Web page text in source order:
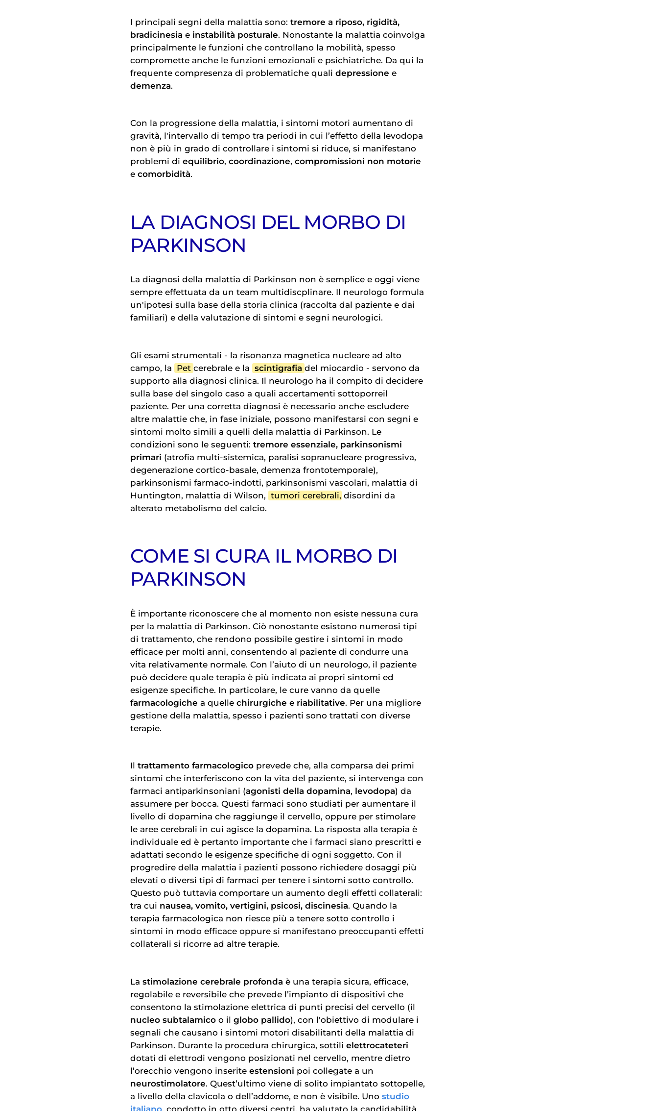
I principali segni della malattia sono: tremore a riposo, rigidità,
bradicinesia e instabilità posturale. Nonostante la malattia coinvolga
principalmente le funzioni che controllano la mobilità, spesso
compromette anche le funzioni emozionali e psichiatriche. Da qui la
frequente compresenza di problematiche quali depressione e
demenza.
Con la progressione della malattia, i sintomi motori aumentano di
gravità, l'intervallo di tempo tra periodi in cui l’effetto della levodopa
non è più in grado di controllare i sintomi si riduce, si manifestano
problemi di equilibrio, coordinazione, compromissioni non motorie
e comorbidità.
LA DIAGNOSI DEL MORBO DI
PARKINSON
La diagnosi della malattia di Parkinson non è semplice e oggi viene
sempre effettuata da un team multidiscplinare. Il neurologo formula
un'ipotesi sulla base della storia clinica (raccolta dal paziente e dai
familiari) e della valutazione di sintomi e segni neurologici.
Gli esami strumentali - la risonanza magnetica nucleare ad alto
campo, la Pet cerebrale e la scintigrafia del miocardio - servono da
supporto alla diagnosi clinica. Il neurologo ha il compito di decidere
sulla base del singolo caso a quali accertamenti sottoporreil
paziente. Per una corretta diagnosi è necessario anche escludere
altre malattie che, in fase iniziale, possono manifestarsi con segni e
sintomi molto simili a quelli della malattia di Parkinson. Le
condizioni sono le seguenti: tremore essenziale, parkinsonismi
primari (atrofia multi-sistemica, paralisi sopranucleare progressiva,
degenerazione cortico-basale, demenza frontotemporale),
parkinsonismi farmaco-indotti, parkinsonismi vascolari, malattia di
Huntington, malattia di Wilson, tumori cerebrali, disordini da
alterato metabolismo del calcio.
COME SI CURA IL MORBO DI
PARKINSON
È importante riconoscere che al momento non esiste nessuna cura
per la malattia di Parkinson. Ciò nonostante esistono numerosi tipi
di trattamento, che rendono possibile gestire i sintomi in modo
efficace per molti anni, consentendo al paziente di condurre una
vita relativamente normale. Con l’aiuto di un neurologo, il paziente
può decidere quale terapia è più indicata ai propri sintomi ed
esigenze specifiche. In particolare, le cure vanno da quelle
farmacologiche a quelle chirurgiche e riabilitative. Per una migliore
gestione della malattia, spesso i pazienti sono trattati con diverse
terapie.
Il trattamento farmacologico prevede che, alla comparsa dei primi
sintomi che interferiscono con la vita del paziente, si intervenga con
farmaci antiparkinsoniani (agonisti della dopamina, levodopa) da
assumere per bocca. Questi farmaci sono studiati per aumentare il
livello di dopamina che raggiunge il cervello, oppure per stimolare
le aree cerebrali in cui agisce la dopamina. La risposta alla terapia è
individuale ed è pertanto importante che i farmaci siano prescritti e
adattati secondo le esigenze specifiche di ogni soggetto. Con il
progredire della malattia i pazienti possono richiedere dosaggi più
elevati o diversi tipi di farmaci per tenere i sintomi sotto controllo.
Questo può tuttavia comportare un aumento degli effetti collaterali:
tra cui nausea, vomito, vertigini, psicosi, discinesia. Quando la
terapia farmacologica non riesce più a tenere sotto controllo i
sintomi in modo efficace oppure si manifestano preoccupanti effetti
collaterali si ricorre ad altre terapie.
La stimolazione cerebrale profonda è una terapia sicura, efficace,
regolabile e reversibile che prevede l’impianto di dispositivi che
consentono la stimolazione elettrica di punti precisi del cervello (il
nucleo subtalamico o il globo pallido), con l'obiettivo di modulare i
segnali che causano i sintomi motori disabilitanti della malattia di
Parkinson. Durante la procedura chirurgica, sottili elettrocateteri
dotati di elettrodi vengono posizionati nel cervello, mentre dietro
l’orecchio vengono inserite estensioni poi collegate a un
neurostimolatore. Quest’ultimo viene di solito impiantato sottopelle,
a livello della clavicola o dell’addome, e non è visibile. Uno studio
italiano, condotto in otto diversi centri, ha valutato la candidabilità